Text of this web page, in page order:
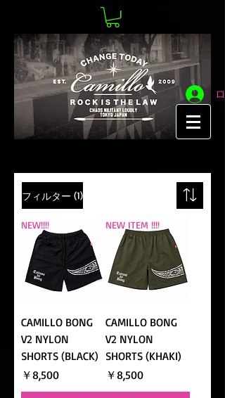
フィルター (1)
NEW!!!!
CAMILLO BONG
V2 NYLON
SHORTS (BLACK)
価格
￥8,500
NEW ITEM !!!!
CAMILLO BONG
V2 NYLON
SHORTS (KHAKI)
価格
￥8,500